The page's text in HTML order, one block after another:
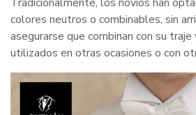
colores neutros o combinables, sin
asegurarse que combinan con su
utilizados en otras ocasiones o con